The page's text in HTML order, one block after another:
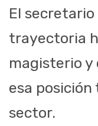
El
trayectoria
magisterio y
esa
sector.